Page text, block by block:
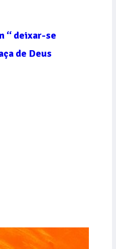
“ deixar-se
de Deus